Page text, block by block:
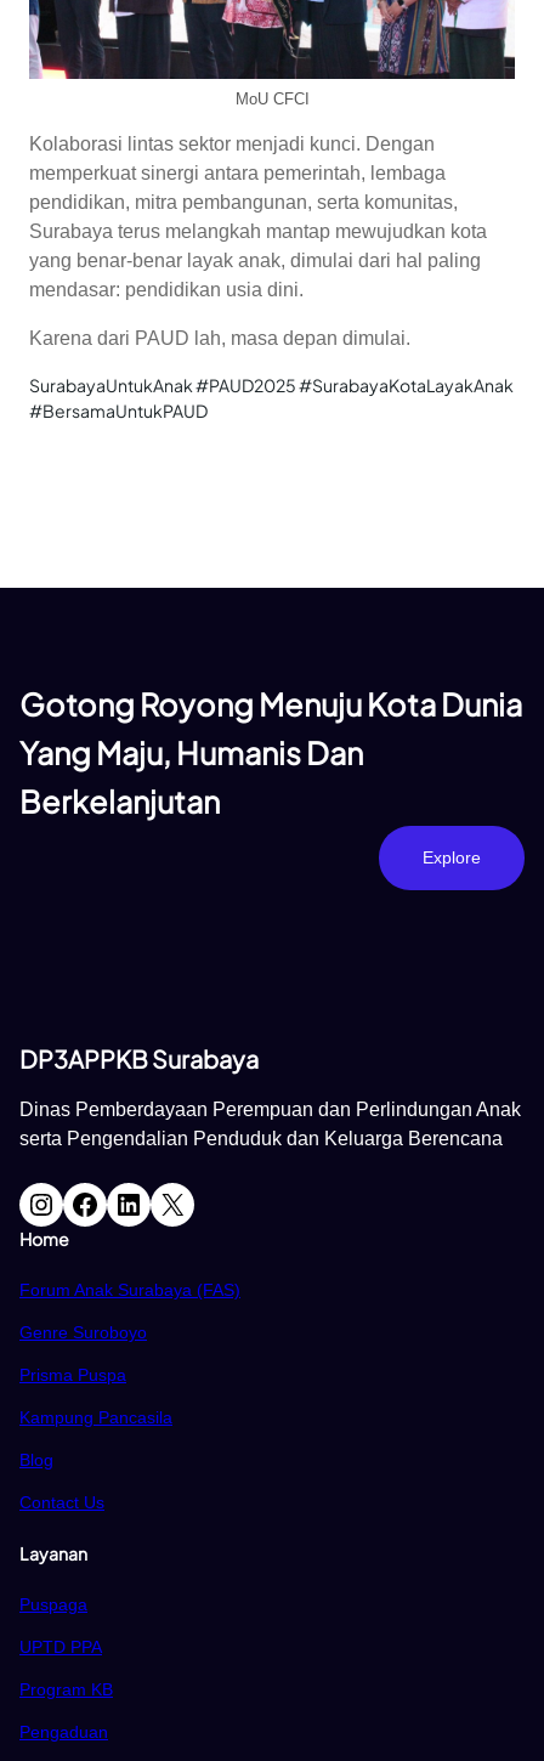
MoU CFCI
Kolaborasi lintas sektor menjadi kunci. Dengan
memperkuat sinergi antara pemerintah, lembaga
pendidikan, mitra pembangunan, serta komunitas,
Surabaya terus melangkah mantap mewujudkan kota
yang benar-benar layak anak, dimulai dari hal paling
mendasar: pendidikan usia dini.
Karena dari PAUD lah, masa depan dimulai.
SurabayaUntukAnak #PAUD2025 #SurabayaKotaLayakAnak
#BersamaUntukPAUD
Gotong Royong Menuju Kota Dunia
Yang Maju, Humanis Dan
Berkelanjutan
Explore
DP3APPKB Surabaya
Dinas Pemberdayaan Perempuan dan Perlindungan Anak
serta Pengendalian Penduduk dan Keluarga Berencana
Instagram Facebook LinkedIn X
Home
Forum Anak Surabaya (FAS)
Genre Suroboyo
Prisma Puspa
Kampung Pancasila
Blog
Contact Us
Layanan
Puspaga
UPTD PPA
Program KB
Pengaduan